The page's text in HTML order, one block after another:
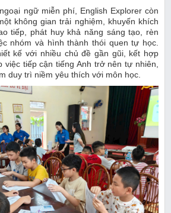
ngữ miễn phí, English Explorer còn
không gian trải nghiệm, khuyến khích
tiếp, phát huy khả năng sáng tạo, rèn
nhóm và hình thành thói quen tự học.
kế với nhiều chủ đề gần gũi, kết hợp
việc tiếp cận tiếng Anh trở nên tự nhiên,
duy trì niềm yêu thích với môn học.